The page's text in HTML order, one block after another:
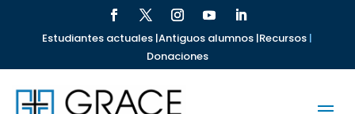
Estudiantes actuales |Antiguos alumnos |Recursos |
Donaciones